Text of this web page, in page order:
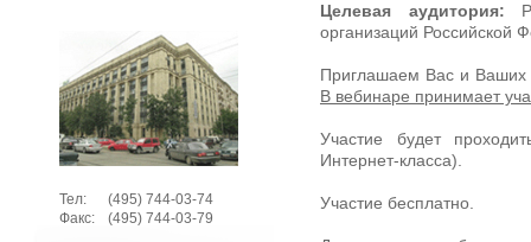
Тел: (495) 744-03-74
Факс:
(495) 744-03-79
Целевая аудитория:
организаций Российской
Приглашаем Вас и Ваших
В вебинаре принимает
Участие будет
Интернет-класса).
Участие бесплатно.